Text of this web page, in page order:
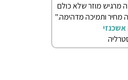
מרגיש מוזר שלא כולם
ותמיכה מדהימה."
אשכנזי